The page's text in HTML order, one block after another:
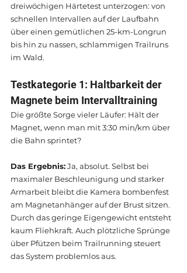
dreiwöchigen Härtetest unterzogen: von
schnellen Intervallen auf der Laufbahn
über einen gemütlichen 25-km-Longrun
bis hin zu nassen, schlammigen Trailruns
im Wald.
Testkategorie 1: Haltbarkeit der
Magnete beim Intervalltraining
Die größte Sorge vieler Läufer: Hält der
Magnet, wenn man mit 3:30 min/km über
die Bahn sprintet?
Das Ergebnis: Ja, absolut. Selbst bei
maximaler Beschleunigung und starker
Armarbeit bleibt die Kamera bombenfest
am Magnetanhänger auf der Brust sitzen.
Durch das geringe Eigengewicht entsteht
kaum Fliehkraft. Auch plötzliche Sprünge
über Pfützen beim Trailrunning steuert
das System problemlos aus.